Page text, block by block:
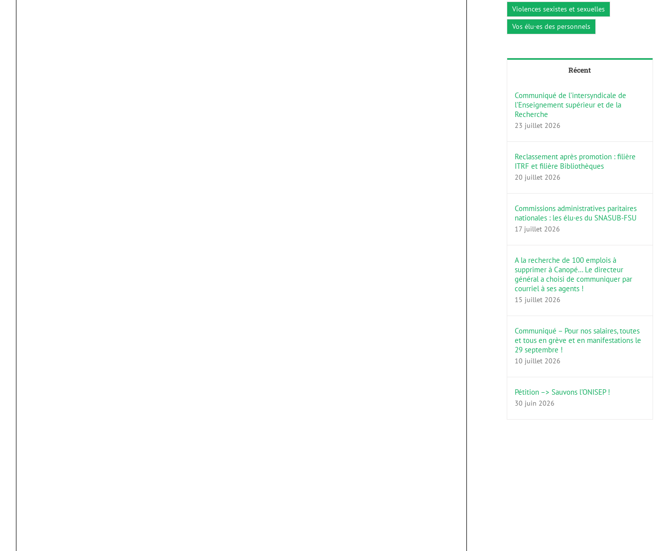
Violences sexistes et sexuelles
Vos élu·es des personnels
Récent
Communiqué de l’intersyndicale de
l’Enseignement supérieur et de la
Recherche
23 juillet 2026
Reclassement après promotion : filière
ITRF et filière Bibliothèques
20 juillet 2026
Commissions administratives paritaires
nationales : les élu·es du SNASUB-FSU
17 juillet 2026
A la recherche de 100 emplois à
supprimer à Canopé… Le directeur
général a choisi de communiquer par
courriel à ses agents !
15 juillet 2026
Communiqué – Pour nos salaires, toutes
et tous en grève et en manifestations le
29 septembre !
10 juillet 2026
Pétition –> Sauvons l’ONISEP !
30 juin 2026